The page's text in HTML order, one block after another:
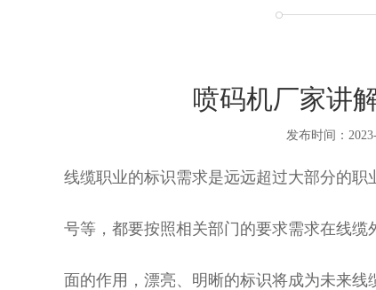
喷码机厂家讲
发布时间：
线缆职业的标识需求是远远超过大部分的
号等，都要按照相关部门的要求需求在线
面的作用，漂亮、明晰的标识将成为未来